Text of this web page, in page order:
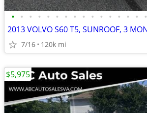
• • • • • • • • • • • • • • • •
7/16 120k mi
$5,975